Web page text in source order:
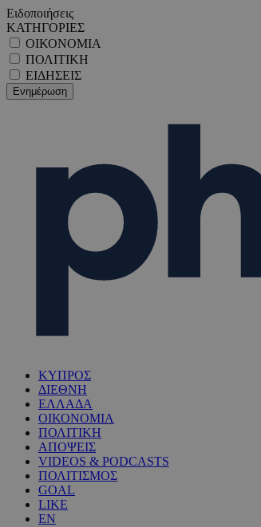
Ειδοποιήσεις
ΚΑΤΗΓΟΡΙΕΣ
ΟΙΚΟΝΟΜΙΑ
ΠΟΛΙΤΙΚΗ
ΕΙΔΗΣΕΙΣ
ΚΥΠΡΟΣ
ΔΙΕΘΝΗ
ΕΛΛΑΔΑ
ΟΙΚΟΝΟΜΙΑ
ΠΟΛΙΤΙΚΗ
ΑΠΟΨΕΙΣ
VIDEOS & PODCASTS
ΠΟΛΙΤΙΣΜΟΣ
GOAL
LIKE
EN